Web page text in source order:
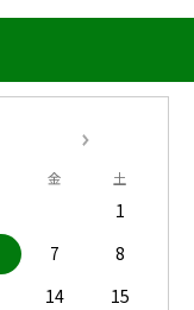
金 土
1
7
8
14
15